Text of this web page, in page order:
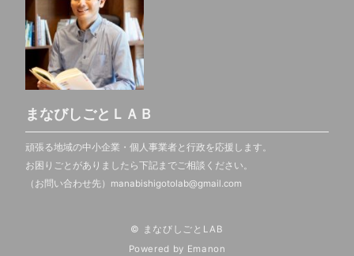
まなびしごとＬＡＢ
頑張る地域の中小企業・個人事業者と行政を応援します。
お困りごとがありましたら下記までご相談ください。
（お問い合わせ先）manabishigotolab@gmail.com
© まなびしごとLAB
Powered by Emanon